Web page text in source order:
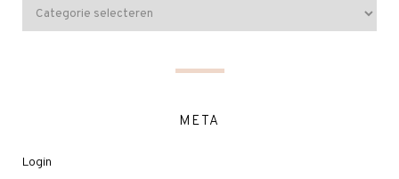
META
Login